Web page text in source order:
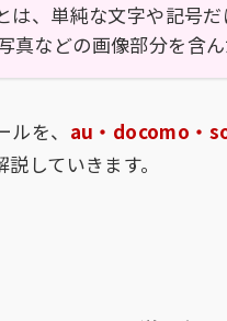
は、単純な文字や記号
真などの画像部分を含ん
を、 au・docomo・
していきます。